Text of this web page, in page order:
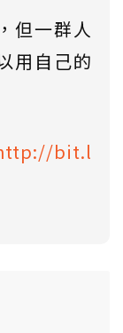
但一群人
用自己的
bit.l